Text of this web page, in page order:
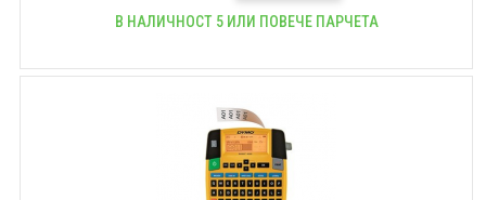
В НАЛИЧНОСТ 5 ИЛИ ПОВЕЧЕ ПАРЧЕТА